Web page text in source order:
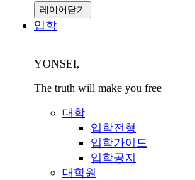
레이어닫기
입학
YONSEI,
The truth will make you free
대학
입학전형
입학가이드
입학공지
대학원